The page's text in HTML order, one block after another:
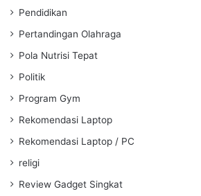
Pendidikan
Pertandingan Olahraga
Pola Nutrisi Tepat
Politik
Program Gym
Rekomendasi Laptop
Rekomendasi Laptop / PC
religi
Review Gadget Singkat